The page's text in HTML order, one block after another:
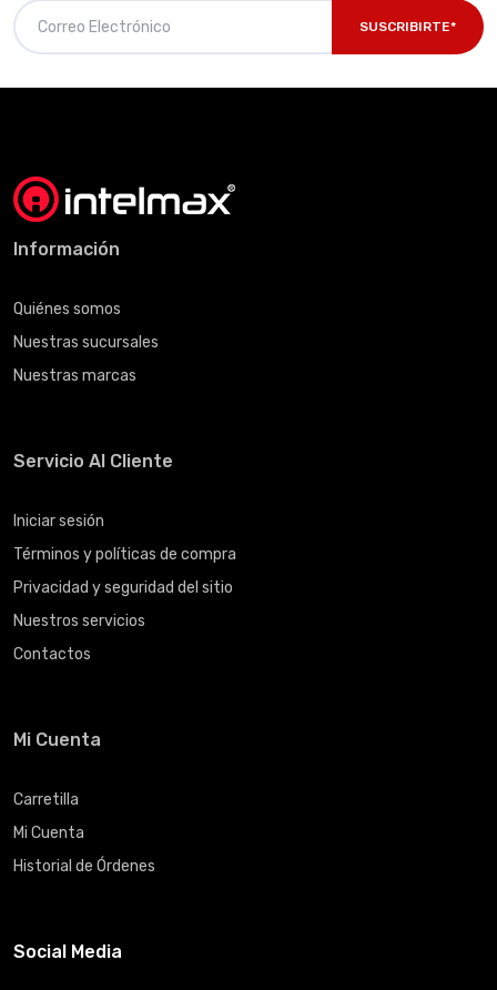
SUSCRIBIRTE*
Información
Quiénes somos
Nuestras sucursales
Nuestras marcas
Servicio Al Cliente
Iniciar sesión
Términos y políticas de compra
Privacidad y seguridad del sitio
Nuestros servicios
Contactos
Mi Cuenta
Carretilla
Mi Cuenta
Historial de Órdenes
Social Media